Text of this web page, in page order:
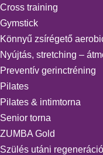
Cross training
Gymstick
Könnyű zsírégető
Nyújtás, stretching –
Preventív gerinctréning
Pilates
Pilates & intimtorna
Senior torna
ZUMBA Gold
Szülés utáni regeneráció